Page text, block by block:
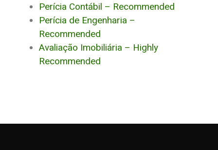
Perícia Contábil – Recommended
Perícia de Engenharia –
Recommended
Avaliação Imobiliária – Highly
Recommended